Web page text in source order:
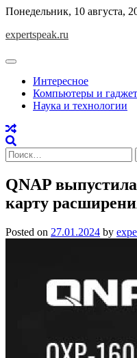
Skip
content
Понедельник, 10 августа,
expertspeak.ru
Интересное
Компьютеры и
Наука и технологии
Найти:
QNAP
карту
Posted on 27.01.2024 by